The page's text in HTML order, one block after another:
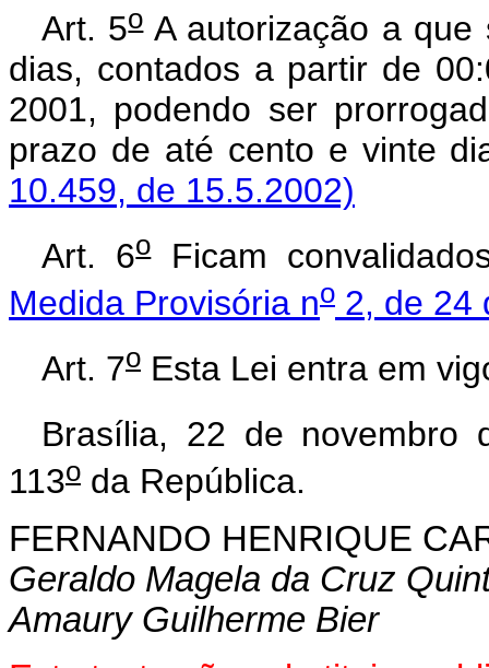
Art. 5oA autorização a que
dias, contados a partir de
2001, podendo ser
prazo de até cento e vinte
10.459, de 15.5.2002)
Art. 6oFicam
Medida Provisória no 2, de 24
Art. 7o Esta Lei entra em
Brasília, 22 de novembro
113o da República.
FERNANDO HENRIQUE
Geraldo Magela da Cruz
Amaury Guilherme Bier